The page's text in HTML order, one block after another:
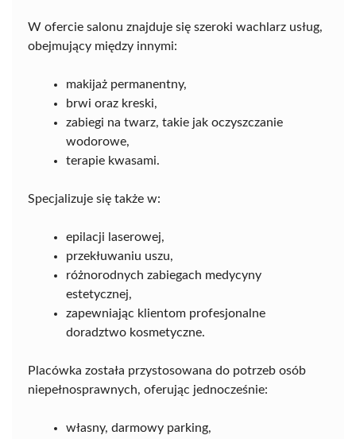
W ofercie salonu znajduje się szeroki wachlarz usług,
obejmujący między innymi:
makijaż permanentny,
brwi oraz kreski,
zabiegi na twarz, takie jak oczyszczanie
wodorowe,
terapie kwasami.
Specjalizuje się także w:
epilacji laserowej,
przekłuwaniu uszu,
różnorodnych zabiegach medycyny
estetycznej,
zapewniając klientom profesjonalne
doradztwo kosmetyczne.
Placówka została przystosowana do potrzeb osób
niepełnosprawnych, oferując jednocześnie:
własny, darmowy parking,